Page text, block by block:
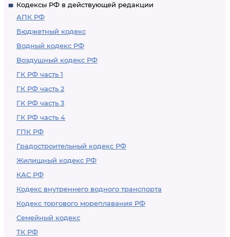
Кодексы РФ в действующей редакции
АПК РФ
Бюджетный кодекс
Водный кодекс РФ
Воздушный кодекс РФ
ГК РФ часть 1
ГК РФ часть 2
ГК РФ часть 3
ГК РФ часть 4
ГПК РФ
Градостроительный кодекс РФ
Жилищный кодекс РФ
КАС РФ
Кодекс внутреннего водного транспорта
Кодекс торгового мореплавания РФ
Семейный кодекс
ТК РФ